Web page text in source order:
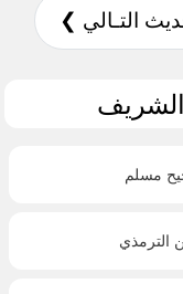
التـالي ❯
مسلم
الترمذي